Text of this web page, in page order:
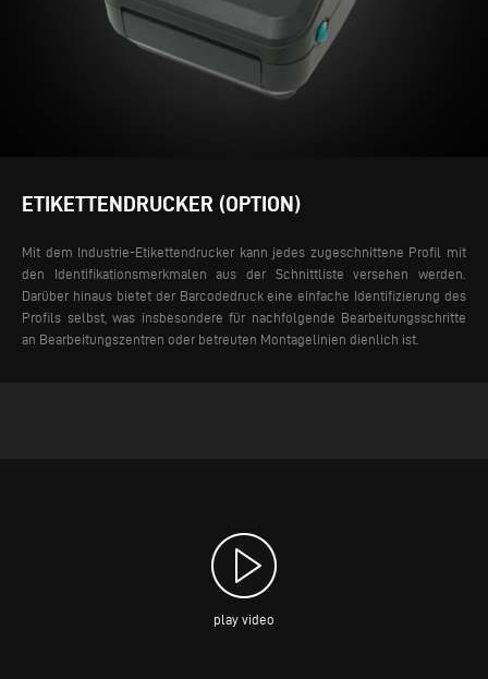
ETIKETTENDRUCKER (OPTION)
Mit dem Industrie-Etikettendrucker kann jedes zugeschnittene Profil mit
den Identifikationsmerkmalen aus der Schnittliste versehen werden.
Darüber hinaus bietet der Barcodedruck eine einfache Identifizierung des
Profils selbst, was insbesondere für nachfolgende Bearbeitungsschritte
an Bearbeitungszentren oder betreuten Montagelinien dienlich ist.
play video